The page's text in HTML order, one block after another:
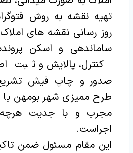
تهیه نقشه به روش
روز رسانی نقشه های
ساماندهی و اسکن
کنترل، پالایش و ثبت
صدور و چاپ فیش
طرح ممیزی شهر بومهن با
مجرب و با جدیت هرچه
اجراست.
این مقام مسئول ضمن